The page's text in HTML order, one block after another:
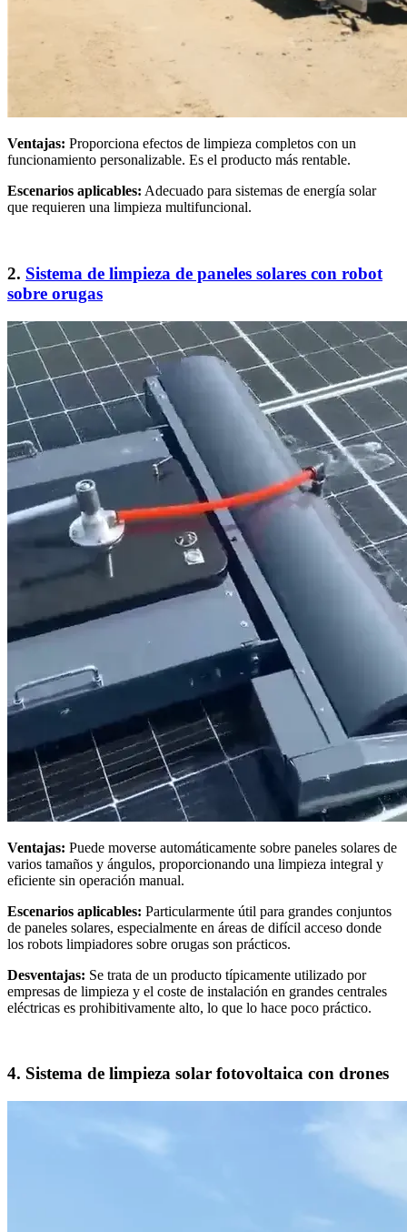
Ventajas: Proporciona efectos de limpieza completos con un
funcionamiento personalizable. Es el producto más rentable.
Escenarios aplicables: Adecuado para sistemas de energía solar
que requieren una limpieza multifuncional.
2. Sistema de limpieza de paneles solares con robot
sobre orugas
Ventajas: Puede moverse automáticamente sobre paneles solares de
varios tamaños y ángulos, proporcionando una limpieza integral y
eficiente sin operación manual.
Escenarios aplicables: Particularmente útil para grandes conjuntos
de paneles solares, especialmente en áreas de difícil acceso donde
los robots limpiadores sobre orugas son prácticos.
Desventajas: Se trata de un producto típicamente utilizado por
empresas de limpieza y el coste de instalación en grandes centrales
eléctricas es prohibitivamente alto, lo que lo hace poco práctico.
4. Sistema de limpieza solar fotovoltaica con drones